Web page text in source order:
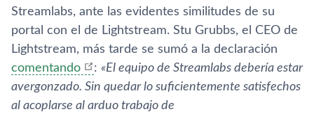
Streamlabs, ante las evidentes similitudes de su
portal con el de Lightstream. Stu Grubbs, el CEO de
Lightstream, más tarde se sumó a la declaración
comentando
: «El equipo de Streamlabs debería estar
avergonzado. Sin quedar lo suficientemente satisfechos
al acoplarse al arduo trabajo de